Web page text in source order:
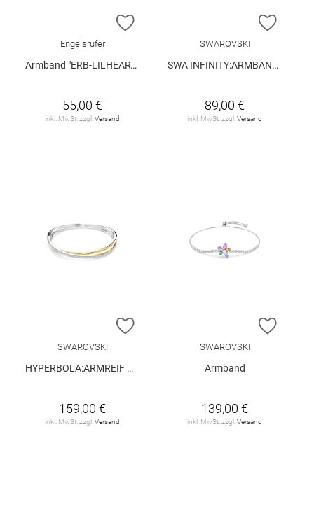
ZUR WUNSCHLISTE HINZUFÜGEN
Engelsrufer
Armband "ERB-LILHEARTWING"
55,00 €
inkl. MwSt. zzgl.Versand
ZUR
SWAROVSKI
SWA INFINITY:ARMBAND SIMPLE CRY/RHS M
89,00 €
inkl. MwSt. zzgl.Versand
ZUR WUNSCHLISTE HINZUFÜGEN
SWAROVSKI
HYPERBOLA:ARMREIF WHITE/MIX M
159,00 €
inkl. MwSt. zzgl. Versand
ZUR
SWAROVSKI
Armband
139,00 €
inkl. MwSt. zzgl. Versand